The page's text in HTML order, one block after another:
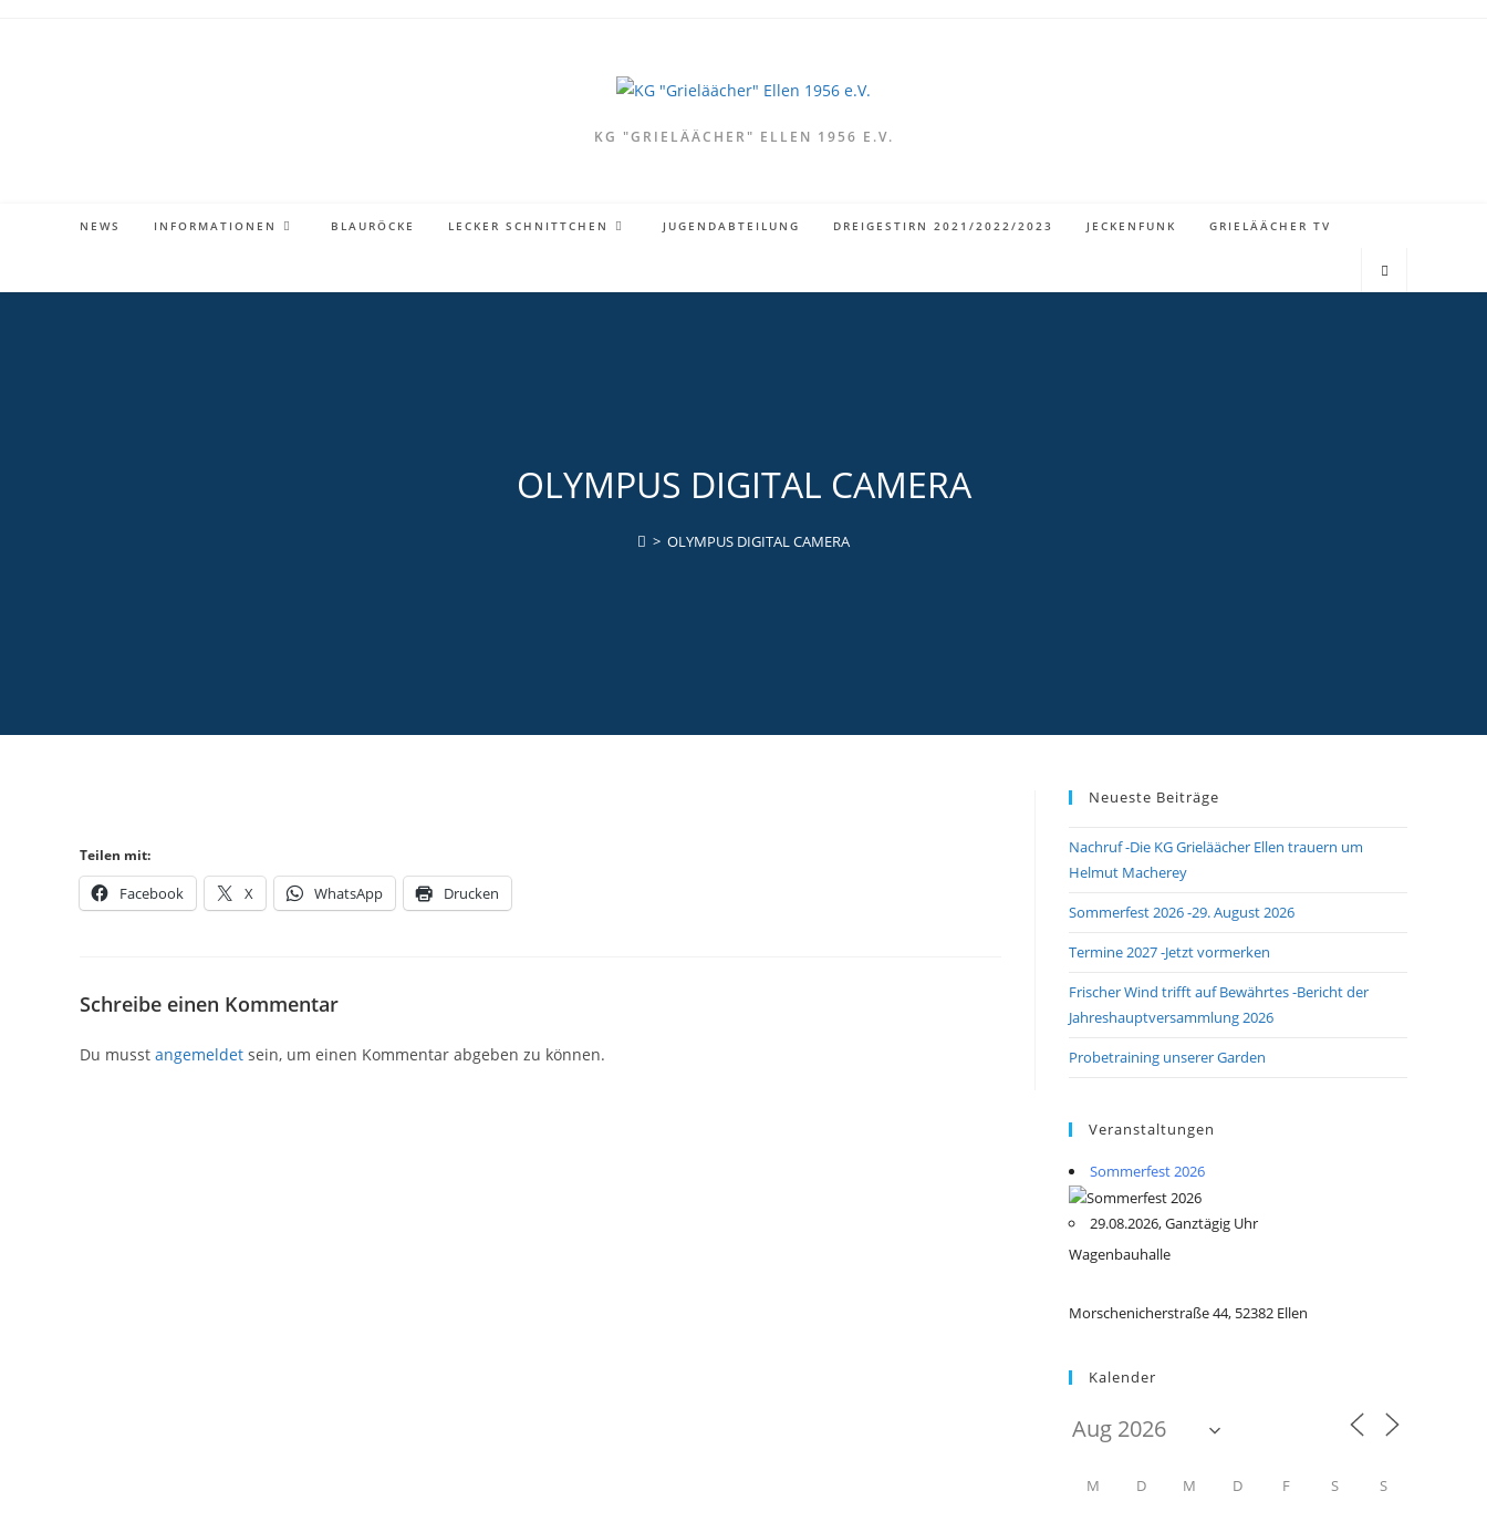
KG "GRIELÄÄCHER" ELLEN 1956 E.V.
NEWS INFORMATIONEN BLAURÖCKE LECKER SCHNITTCHEN JUGENDABTEILUNG DREIGESTIRN 2021/2022/2023 JECKENFUNK GRIELÄÄCHER TV
OLYMPUS DIGITAL CAMERA
> OLYMPUS DIGITAL CAMERA
Teilen mit:
Facebook X WhatsApp Drucken
Schreibe einen Kommentar
Du musst angemeldet sein, um einen Kommentar abgeben zu können.
Neueste Beiträge
Nachruf -Die KG Grieläächer Ellen trauern um
Helmut Macherey
Sommerfest 2026 -29. August 2026
Termine 2027 -Jetzt vormerken
Frischer Wind trifft auf Bewährtes -Bericht der
Jahreshauptversammlung 2026
Probetraining unserer Garden
Veranstaltungen
Sommerfest 2026
29.08.2026, Ganztägig Uhr
Wagenbauhalle
Morschenicherstraße 44, 52382 Ellen
Kalender
M D M D F S S